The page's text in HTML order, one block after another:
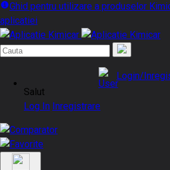
Ghid pentru utilizare a produselor
aplicatiei
Login/
Salut
Log In Inregistrare